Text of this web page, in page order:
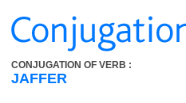
CONJUGATION OF VERB :
JAFFER